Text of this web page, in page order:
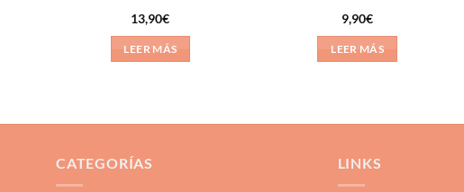
13,90€
LEER MÁS
9,90€
LEER MÁS
CATEGORÍAS LINKS